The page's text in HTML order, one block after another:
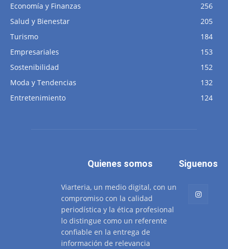
Economía y Finanzas
256
Salud y Bienestar
205
Turismo
184
Empresariales
153
Sostenibilidad
152
Moda y Tendencias
132
Entretenimiento
124
Quienes somos
Viarteria, un medio digital, con un
compromiso con la calidad
periodística y la ética profesional
lo distingue como un referente
confiable en la entrega de
información de relevancia
Siguenos